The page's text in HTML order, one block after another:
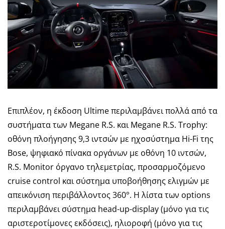
Επιπλέον, η έκδοση Ultime περιλαμβάνει πολλά από τα
συστήματα των Megane R.S. και Megane R.S. Trophy:
οθόνη πλοήγησης 9,3 ιντσών με ηχοσύστημα Hi-Fi της
Bose, ψηφιακό πίνακα οργάνων με οθόνη 10 ιντσών,
R.S. Monitor όργανο τηλεμετρίας, προσαρμοζόμενο
cruise control και σύστημα υποβοήθησης ελιγμών με
απεικόνιση περιβάλλοντος 360°. Η λίστα των options
περιλαμβάνει σύστημα head-up-display(μόνο για τις
αριστεροτίμονες εκδόσεις), ηλιοροφή (μόνο για τις